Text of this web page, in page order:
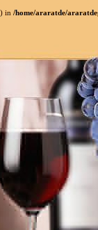
in /home/araratde/